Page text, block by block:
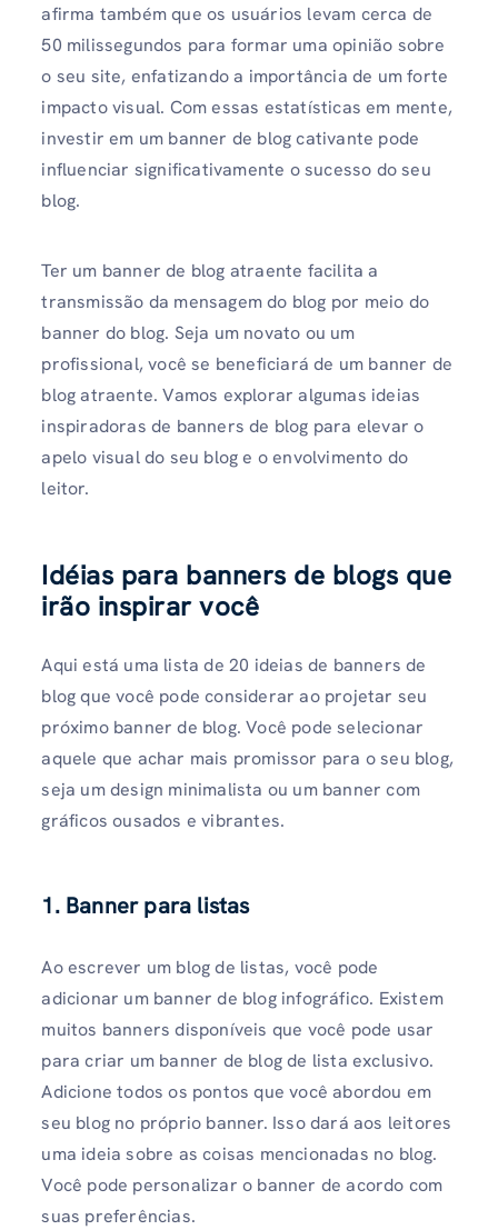
afirma também que os usuários levam cerca de
50 milissegundos para formar uma opinião sobre
o seu site, enfatizando a importância de um forte
impacto visual. Com essas estatísticas em mente,
investir em um banner de blog cativante pode
influenciar significativamente o sucesso do seu
blog.
Ter um banner de blog atraente facilita a
transmissão da mensagem do blog por meio do
banner do blog. Seja um novato ou um
profissional, você se beneficiará de um banner de
blog atraente. Vamos explorar algumas ideias
inspiradoras de banners de blog para elevar o
apelo visual do seu blog e o envolvimento do
leitor.
Idéias para banners de blogs que
irão inspirar você
Aqui está uma lista de 20 ideias de banners de
blog que você pode considerar ao projetar seu
próximo banner de blog. Você pode selecionar
aquele que achar mais promissor para o seu blog,
seja um design minimalista ou um banner com
gráficos ousados ​​e vibrantes.
1. Banner para listas
Ao escrever um blog de listas, você pode
adicionar um banner de blog infográfico. Existem
muitos banners disponíveis que você pode usar
para criar um banner de blog de lista exclusivo.
Adicione todos os pontos que você abordou em
seu blog no próprio banner. Isso dará aos leitores
uma ideia sobre as coisas mencionadas no blog.
Você pode personalizar o banner de acordo com
suas preferências.